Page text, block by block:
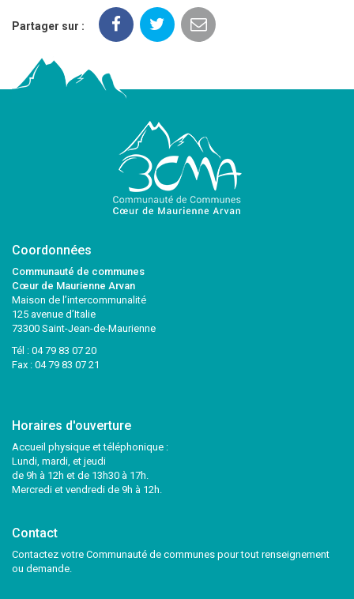
Partager sur :
Coordonnées
Communauté de communes
Cœur de Maurienne Arvan
Maison de l’intercommunalité
125 avenue d’Italie
73300 Saint-Jean-de-Maurienne
Tél : 04 79 83 07 20
Fax : 04 79 83 07 21
Horaires d'ouverture
Accueil physique et téléphonique :
Lundi, mardi, et jeudi
de 9h à 12h et de 13h30 à 17h.
Mercredi et vendredi de 9h à 12h.
Contact
Contactez votre Communauté de communes pour tout renseignement
ou demande.